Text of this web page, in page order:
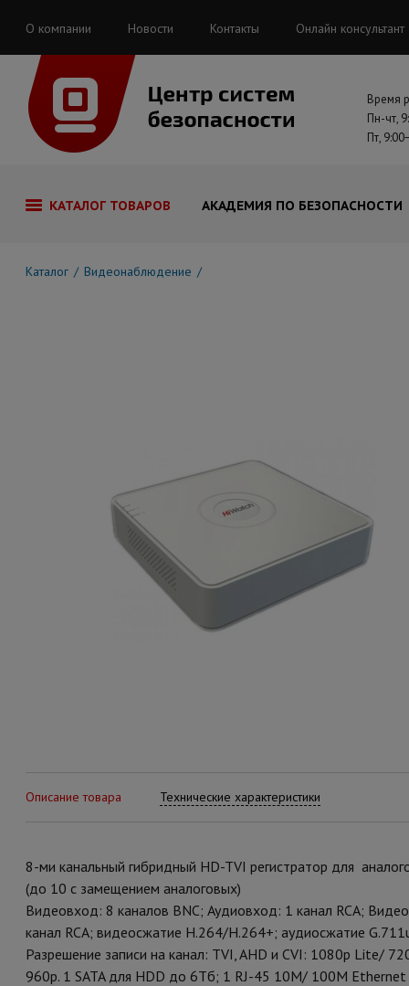
О компании Новости Контакты Онлайн консультант
Время
Пн-чт,
Пт,
КАТАЛОГ ТОВАРОВ АКАДЕМИЯ ПО БЕЗОПАСНОСТИ
Каталог Видеонаблюдение
Описание товара Технические характеристики
8-ми канальный гибридный HD-TVI регистратор для
(до 10 с замещением аналоговых)
Видеовход: 8 каналов BNC; Аудиовход: 1 канал RCA;
канал RCA; видеосжатие H.264/H.264+; аудиосжатие
Разрешение записи на канал: TVI, AHD и CVI: 1080p Lite/
960p. 1 SATA для HDD до 6Тб; 1 RJ-45 10M/ 100M